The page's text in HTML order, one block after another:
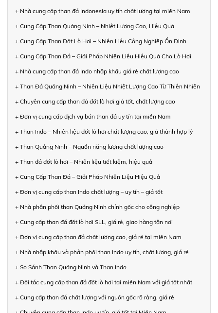
+ Nhà cung cấp than đá Indonesia uy tín chất lượng tại miền Nam
+ Cung Cấp Than Quảng Ninh – Nhiệt Lượng Cao, Hiệu Quả
+ Cung Cấp Than Đốt Lò Hơi – Nhiên Liệu Công Nghiệp Ổn Định
+ Cung Cấp Than Đá – Giải Pháp Nhiên Liệu Hiệu Quả Cho Lò Hơi
+ Nhà cung cấp than đá Indo nhập khẩu giá rẻ chất lượng cao
+ Than Đá Quảng Ninh – Nhiên Liệu Nhiệt Lượng Cao Từ Thiên Nhiên
+ Chuyên cung cấp than đá đốt lò hơi giá tốt, chất lượng cao
+ Đơn vị cung cấp dịch vụ bán than đá uy tín tại miền Nam
+ Than Indo – Nhiên liệu đốt lò hơi chất lượng cao, giá thành hợp lý
+ Than Quảng Ninh – Nguồn năng lượng chất lượng cao
+ Than đá đốt lò hơi – Nhiên liệu tiết kiệm, hiệu quả
+ Cung Cấp Than Đá – Giải Pháp Nhiên Liệu Hiệu Quả
+ Đơn vị cung cấp than Indo chất lượng – uy tín – giá tốt
+ Nhà phân phối than Quảng Ninh chính gốc cho công nghiệp
+ Cung cấp than đá đốt lò hơi SLL, giá rẻ, giao hàng tận nơi
+ Đơn vị cung cấp than đá chất lượng cao, giá rẻ tại miền Nam
+ Nhà nhập khẩu và phân phối than Indo uy tín, chất lượng, giá rẻ
+ So Sánh Than Quảng Ninh và Than Indo
+ Đối tác cung cấp than đá đốt lò hơi tại miền Nam với giá tốt nhất
+ Cung cấp than đá chất lượng với nguồn gốc rõ ràng, giá rẻ